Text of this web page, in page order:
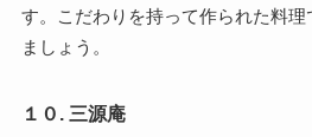
す。こだわりを持って作られた料
ましょう。
１０. 三源庵